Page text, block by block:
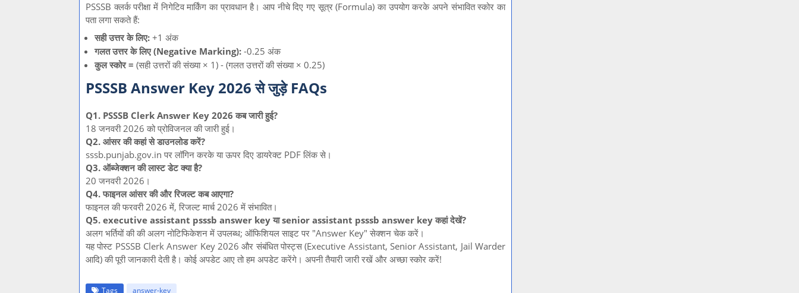
PSSSB क्लर्क परीक्षा में निगेटिव मार्किंग का प्रावधान है। आप नीचे दिए गए सूत्र (Formula) का उपयोग करके अपने संभावित स्कोर का
पता लगा सकते हैं:
सही उत्तर के लिए: +1 अंक
गलत उत्तर के लिए (Negative Marking): -0.25 अंक
कुल स्कोर = (सही उत्तरों की संख्या × 1) - (गलत उत्तरों की संख्या × 0.25)
PSSSB Answer Key 2026 से जुड़े FAQs
Q1. PSSSB Clerk Answer Key 2026 कब जारी हुई?
18 जनवरी 2026 को प्रोविजनल की जारी हुई।
Q2. आंसर की कहां से डाउनलोड करें?
sssb.punjab.gov.in पर लॉगिन करके या ऊपर दिए डायरेक्ट PDF लिंक से।
Q3. ऑब्जेक्शन की लास्ट डेट क्या है?
20 जनवरी 2026।
Q4. फाइनल आंसर की और रिजल्ट कब आएगा?
फाइनल की फरवरी 2026 में, रिजल्ट मार्च 2026 में संभावित।
Q5. executive assistant psssb answer key या senior assistant psssb answer key कहां देखें?
अलग भर्तियों की की अलग नोटिफिकेशन में उपलब्ध; ऑफिशियल साइट पर "Answer Key" सेक्शन चेक करें।
यह पोस्ट PSSSB Clerk Answer Key 2026 और संबंधित पोस्ट्स (Executive Assistant, Senior Assistant, Jail Warder
आदि) की पूरी जानकारी देती है। कोई अपडेट आए तो हम अपडेट करेंगे। अपनी तैयारी जारी रखें और अच्छा स्कोर करें!
Tags answer-key